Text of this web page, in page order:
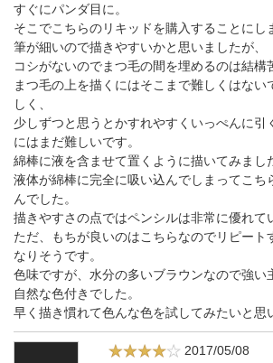
すぐにパンダ目に。
そこでこちらのリキッドを購入することにし
筆が細いので描きやすいかと思いましたが、
コシがないのでまつ毛の間を埋めるのは結構
まつ毛の上を描くにはそこまで難しくはない
しく、
少しずつと思うとかすれやすくいっぺんに引
にはまだ難しいです。
綿棒に液を含ませて置くように描いてみまし
液体が綿棒に完全に吸い込んでしまってこち
んでした。
描きやすさの点ではペンシルは非常に優れて
ただ、もちが良いのはこちらなのでリピート
なりそうです。
色味ですが、水分の多いブラウンなので強い
自然な色付きでした。
早く描き慣れて色んな色を試してみたいと思
2017/05/08